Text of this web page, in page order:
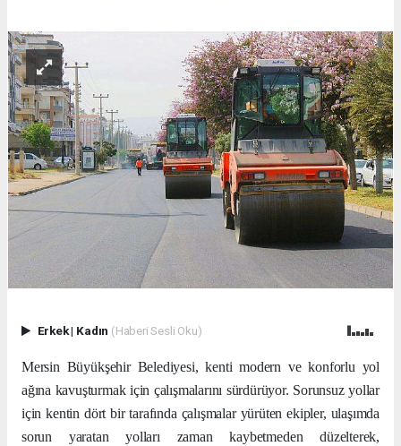
Erkek| Kadın (Haberi Sesli Oku)
Mersin Büyükşehir Belediyesi, kenti modern ve konforlu yol
ağına kavuşturmak için çalışmalarını sürdürüyor. Sorunsuz yollar
için kentin dört bir tarafında çalışmalar yürüten ekipler, ulaşımda
sorun yaratan yolları zaman kaybetmeden düzelterek,